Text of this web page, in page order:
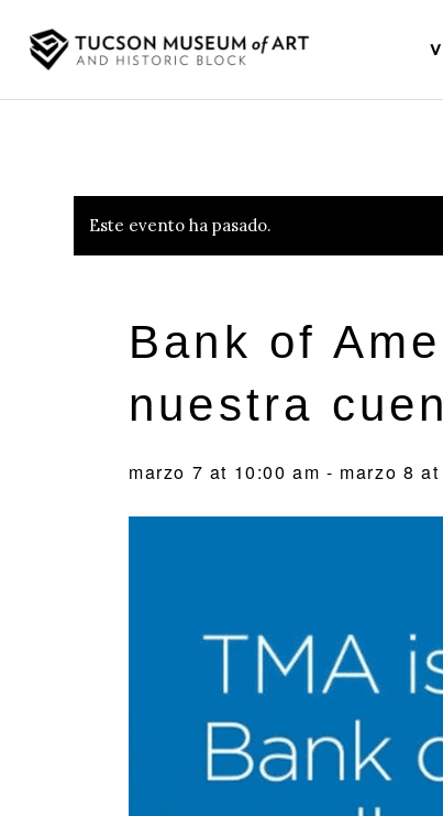
Este evento ha pasado.
Bank of
nuestra
marzo 7 at 10:00 am - marzo 8